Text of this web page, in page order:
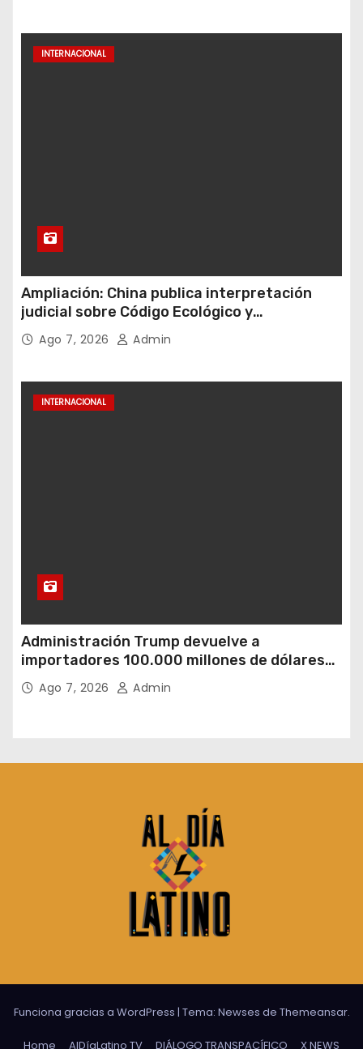
INTERNACIONAL
Ampliación: China publica interpretación
judicial sobre Código Ecológico y
Medioambiental
Ago 7, 2026 Admin
INTERNACIONAL
Administración Trump devuelve a
importadores 100.000 millones de dólares
en reembolsos de aranceles
Ago 7, 2026 Admin
Funciona gracias a WordPress | Tema: Newses de Themeansar.
Home AlDíaLatino TV DIÁLOGO TRANSPACÍFICO X NEWS